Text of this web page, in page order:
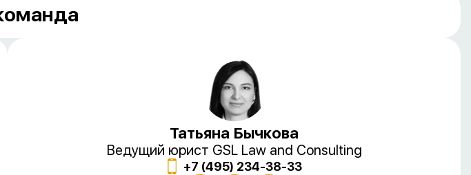
Татьяна Бычкова
Ведущий юрист GSL Law and Consulting
+7 (495) 234-38-33